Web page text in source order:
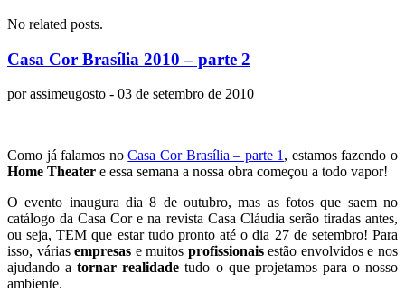
No related posts.
Casa Cor Brasília 2010 – parte 2
porassimeugosto - 03 de setembro de 2010
Como já falamos noCasa Cor Brasília – parte 1 , estamos fazendo o
Home Theater e essa semana a nossa obra começou a todo vapor!
O evento inaugura dia 8 de outubro, mas as fotos que saem no
catálogo da Casa Cor e na revista Casa Cláudia serão tiradas antes,
ou seja, TEM que estar tudo pronto até o dia 27 de setembro! Para
isso, váriasempresas e muitos profissionaisestão envolvidos e nos
ajudando a tornar realidade tudo o que projetamos para o nosso
ambiente.